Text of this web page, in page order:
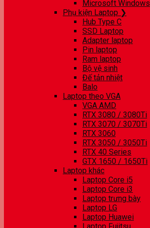
Microsoft Windows
Phụ kiện Laptop ❯
Hub Type C
SSD Laptop
Adapter laptop
Pin laptop
Ram laptop
Bộ vệ sinh
Đế tản nhiệt
Balo
Laptop theo VGA
VGA AMD
RTX 3080 / 3080Ti
RTX 3070 / 3070Ti
RTX 3060
RTX 3050 / 3050Ti
RTX 40 Series
GTX 1650 / 1650Ti
Laptop khác
Laptop Core i5
Laptop Core i3
Laptop trưng bày
Laptop LG
Laptop Huawei